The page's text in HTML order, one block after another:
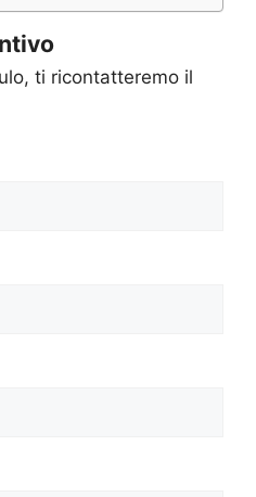
ti ricontatteremo il